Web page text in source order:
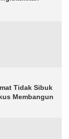
Tidak Sibuk
Membangun